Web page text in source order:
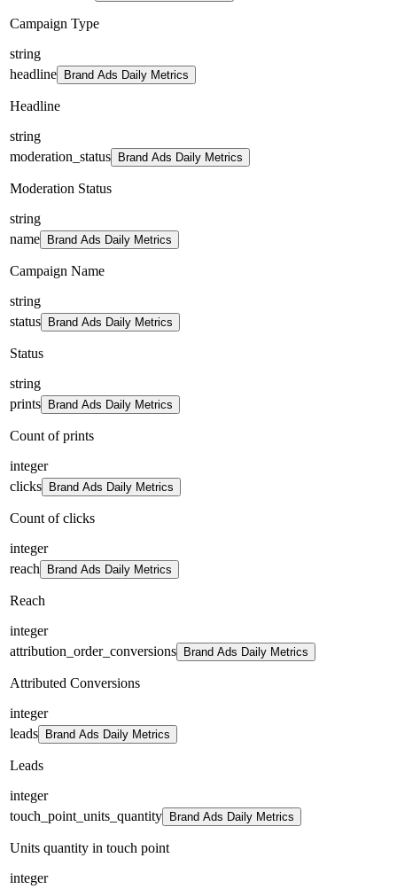
Campaign Type
string
headline
Brand Ads Daily Metrics
Headline
string
moderation_status
Brand Ads Daily Metrics
Moderation Status
string
name
Brand Ads Daily Metrics
Campaign Name
string
status
Brand Ads Daily Metrics
Status
string
prints
Brand Ads Daily Metrics
Count of prints
integer
clicks
Brand Ads Daily Metrics
Count of clicks
integer
reach
Brand Ads Daily Metrics
Reach
integer
attribution_order_conversions
Brand Ads Daily Metrics
Attributed Conversions
integer
leads
Brand Ads Daily Metrics
Leads
integer
touch_point_units_quantity
Brand Ads Daily Metrics
Units quantity in touch point
integer